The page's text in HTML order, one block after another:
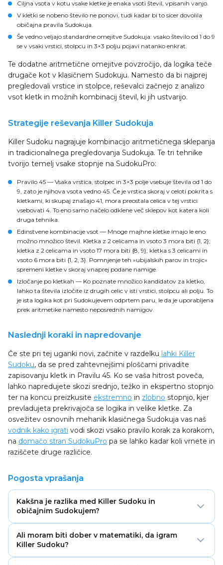
Ciljna vsota v kotu vsake kletke je enaka vsoti števil, vpisanih vanjo.
V kletki se nobeno število ne ponovi, tudi kadar bi to sicer dovolila
običajna pravila Sudokuja.
Še vedno veljajo standardne omejitve Sudokuja: vsako število od 1 do 9
se v vsaki vrstici, stolpcu in 3×3 polju pojavi natanko enkrat.
Te dodatne aritmetične omejitve povzročijo, da logika teče
drugače kot v klasičnem Sudokuju. Namesto da bi najprej
pregledovali vrstice in stolpce, reševalci začnejo z analizo
vsot kletk in možnih kombinacij števil, ki jih ustvarijo.
Strategije reševanja Killer Sudokuja
Killer Sudoku nagrajuje kombinacijo aritmetičnega sklepanja
in tradicionalnega pregledovanja Sudokuja. Te tri tehnike
tvorijo temelj vsake stopnje na SudokuPro:
Pravilo 45 — Vsaka vrstica, stolpec in 3×3 polje vsebuje števila od 1 do
9, zato je njihova vsota vedno 45. Če je vrstica skoraj v celoti pokrita s
kletkami, ki skupaj znašajo 41, mora preostala celica v tej vrstici
vsebovati 4. To eno samo načelo odklene več sklepov kot katera koli
druga tehnika.
Edinstvene kombinacije vsot — Mnoge majhne kletke imajo le eno
možno množico števil. Kletka z 2 celicama in vsoto 3 mora biti {1, 2};
kletka z 2 celicama in vsoto 17 mora biti {8, 9}; kletka s 3 celicami in
vsoto 6 mora biti {1, 2, 3}. Pomnjenje teh »ubijalskih parov in trojic«
spremeni kletke v skoraj vnaprej podane namige.
Izločanje po kletkah — Ko poznate množico kandidatov za kletko,
lahko ta števila izločite iz drugih celic v isti vrstici, stolpcu ali polju. To
je ista logika kot pri Sudokujevem odprtem paru, le da je uporabljena
prek aritmetike namesto neposrednih namigov.
Naslednji koraki in napredovanje
Če ste pri tej uganki novi, začnite v razdelku lahki Killer
Sudoku, da se pred zahtevnejšimi ploščami privadite
zapisovanju kletk in Pravilu 45. Ko se vaša hitrost poveča,
lahko napredujete skozi srednjo, težko in ekspertno stopnjo
ter na koncu preizkusite ekstremno in zlobno stopnjo, kjer
prevladujeta prekrivajoča se logika in velike kletke. Za
osvežitev osnovnih mehanik klasičnega Sudokuja vas naš
vodnik kako igrati vodi skozi vsako pravilo korak za korakom,
na domačo stran SudokuPro pa se lahko kadar koli vrnete in
raziščete druge različice.
Pogosta vprašanja
Kakšna je razlika med Killer Sudoku in
običajnim Sudokujem?
nabor vnaprej izpolnjenih števil. Killer Sudoku večino ali
vse teh namigov nadomesti s kletkami — skupinami
Ali moram biti dober v matematiki, da igram
Killer Sudoku?